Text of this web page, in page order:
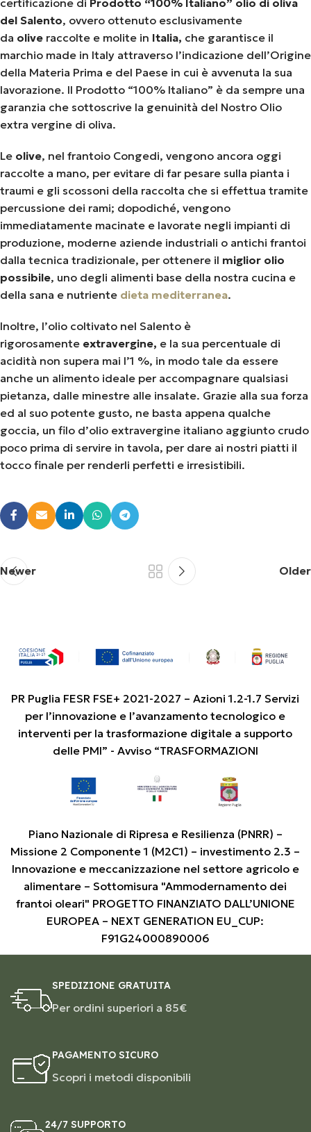
del Salento, ovvero ottenuto esclusivamente
da olive raccolte e molite in Italia, che garantisce il
marchio made in Italy attraverso l’indicazione dell’Origine
della Materia Prima e del Paese in cui è avvenuta la sua
lavorazione. Il Prodotto “100% Italiano” è da sempre una
garanzia che sottoscrive la genuinità del Nostro Olio
extra vergine di oliva.
Le olive, nel frantoio Congedi, vengono ancora oggi
raccolte a mano, per evitare di far pesare sulla pianta i
traumi e gli scossoni della raccolta che si effettua tramite
percussione dei rami; dopodiché, vengono
immediatamente macinate e lavorate negli impianti di
produzione, moderne aziende industriali o antichi frantoi
dalla tecnica tradizionale, per ottenere il miglior olio
possibile, uno degli alimenti base della nostra cucina e
della sana e nutriente dieta mediterranea.
Inoltre, l’olio coltivato nel Salento è
rigorosamente extravergine, e la sua percentuale di
acidità non supera mai l’1 %, in modo tale da essere
anche un alimento ideale per accompagnare qualsiasi
pietanza, dalle minestre alle insalate. Grazie alla sua forza
ed al suo potente gusto, ne basta appena qualche
goccia, un filo d’olio extravergine italiano aggiunto crudo
poco prima di servire in tavola, per dare ai nostri piatti il
tocco finale per renderli perfetti e irresistibili.
Newer Older
PR Puglia FESR FSE+ 2021-2027 – Azioni 1.2-1.7 Servizi
per l’innovazione e l’avanzamento tecnologico e
interventi per la trasformazione digitale a supporto
delle PMI” - Avviso “TRASFORMAZIONI
Piano Nazionale di Ripresa e Resilienza (PNRR) –
Missione 2 Componente 1 (M2C1) – investimento 2.3 –
Innovazione e meccanizzazione nel settore agricolo e
alimentare – Sottomisura "Ammodernamento dei
frantoi oleari" PROGETTO FINANZIATO DALL’UNIONE
EUROPEA – NEXT GENERATION EU_CUP:
F91G24000890006
SPEDIZIONE GRATUITA
Per ordini superiori a 85€
PAGAMENTO SICURO
Scopri i metodi disponibili
24/7 SUPPORTO